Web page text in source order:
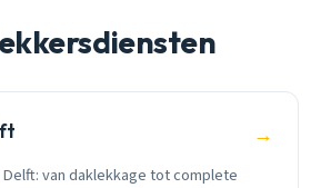
→
van daklekkage tot complete